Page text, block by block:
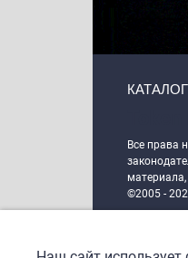
КАТАЛОГ
Все права
©2005 -